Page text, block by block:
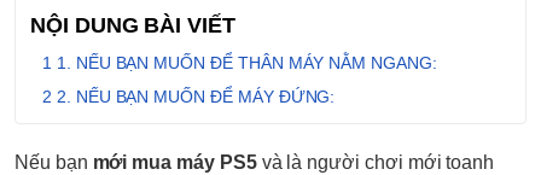
NỘI DUNG BÀI VIẾT
1. NẾU BẠN MUỐN ĐỂ THÂN MÁY NẰM NGANG:
2. NẾU BẠN MUỐN ĐỂ MÁY ĐỨNG:
Nếu bạn mới mua máy PS5và là người chơi mới toanh